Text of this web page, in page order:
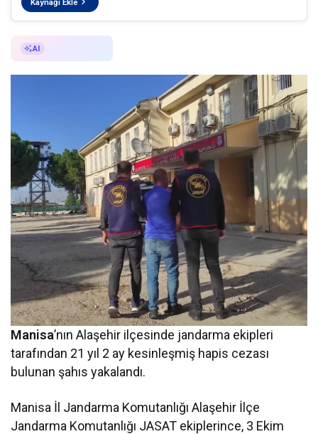
AI
Manisa’nın Alaşehir ilçesinde jandarma ekipleri
tarafından 21 yıl 2 ay kesinleşmiş hapis cezası
bulunan şahıs yakalandı.
Manisa İl Jandarma Komutanlığı Alaşehir İlçe
Jandarma Komutanlığı JASAT ekiplerince, 3 Ekim